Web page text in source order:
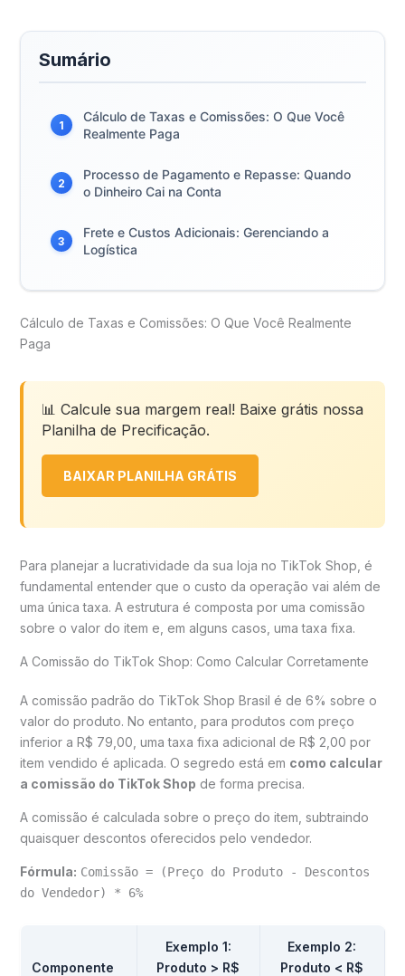
Sumário
1
Cálculo de Taxas e Comissões: O Que Você
Realmente Paga
2
Processo de Pagamento e Repasse: Quando
o Dinheiro Cai na Conta
3
Frete e Custos Adicionais: Gerenciando a
Logística
Cálculo de Taxas e Comissões: O Que Você Realmente
Paga
📊 Calcule sua margem real! Baixe grátis nossa
Planilha de Precificação.
BAIXAR PLANILHA GRÁTIS
Para planejar a lucratividade da sua loja no TikTok Shop, é
fundamental entender que o custo da operação vai além de
uma única taxa. A estrutura é composta por uma comissão
sobre o valor do item e, em alguns casos, uma taxa fixa.
A Comissão do TikTok Shop: Como Calcular Corretamente
A comissão padrão do TikTok Shop Brasil é de 6% sobre o
valor do produto. No entanto, para produtos com preço
inferior a R$ 79,00, uma taxa fixa adicional de R$ 2,00 por
item vendido é aplicada. O segredo está em como calcular
a comissão do TikTok Shop de forma precisa.
A comissão é calculada sobre o preço do item, subtraindo
quaisquer descontos oferecidos pelo vendedor.
Fórmula: Comissão = (Preço do Produto - Descontos
do Vendedor) * 6%
Componente
Exemplo 1:
Produto > R$
Exemplo 2:
Produto < R$